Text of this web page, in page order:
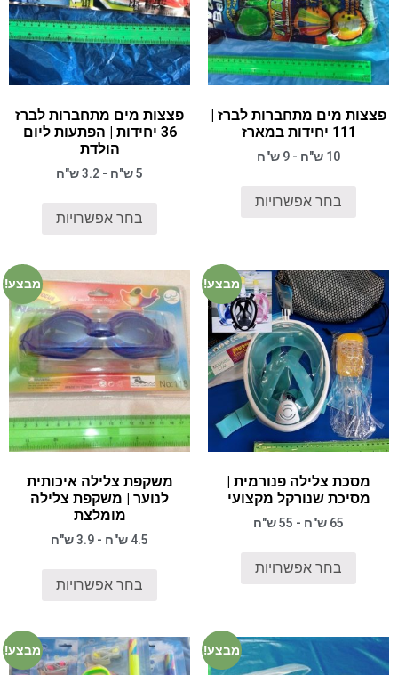
פצצות מים מתחברות לברז |
111 יחידות במארז
10 ש"ח - 9 ש"ח
בחר אפשרויות
פצצות מים מתחברות לברז
36 יחידות | הפתעות ליום
הולדת
5 ש"ח - 3.2 ש"ח
בחר אפשרויות
מבצע!
מסכת צלילה פנורמית |
מסיכת שנורקל מקצועי
65 ש"ח - 55 ש"ח
בחר אפשרויות
מבצע!
משקפת צלילה איכותית
לנוער | משקפת צלילה
מומלצת
4.5 ש"ח - 3.9 ש"ח
בחר אפשרויות
מבצע! מבצע!